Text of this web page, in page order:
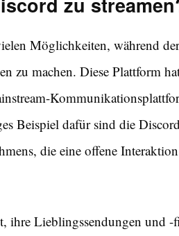
Möglichkeiten, während der
zu machen. Diese Plattform
Beispiel dafür sind die Discord
die eine offene Interaktion
ihre Lieblingssendungen und -